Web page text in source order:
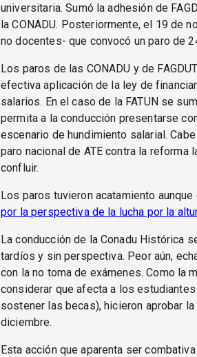
universitaria. Sumó la adhesión de
la CONADU. Posteriormente, el 19 de
no docentes- que convocó un paro de
Los paros de las CONADU y de
efectiva aplicación de la ley de
salarios. En el caso de la FATUN se
permita a la conducción presentarse
escenario de hundimiento salarial.
paro nacional de ATE contra la reforma
confluir.
Los paros tuvieron acatamiento
por la perspectiva de la lucha por la
La conducción de la Conadu Histórica
tardíos y sin perspectiva. Peor aún,
con la no toma de exámenes. Como la
considerar que afecta a los
sostener las becas), hicieron aprobar
diciembre.
Esta acción que aparenta ser